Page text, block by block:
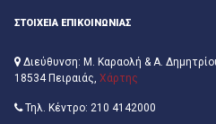
ΣΤΟΙΧΕΙΑ ΕΠΙΚΟΙΝΩΝΙΑΣ
Διεύθυνση: Μ. Καραολή & Α.
18534 Πειραιάς, Χάρτης
Τηλ. Κέντρο: 210 4142000